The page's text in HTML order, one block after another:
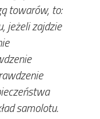
towarów, to:
jeżeli zajdzie
samolotu.